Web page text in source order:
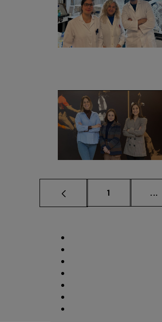
Página
1 ...